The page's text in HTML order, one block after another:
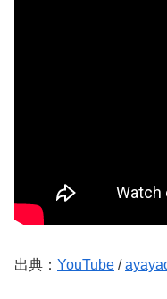
出典： YouTube /